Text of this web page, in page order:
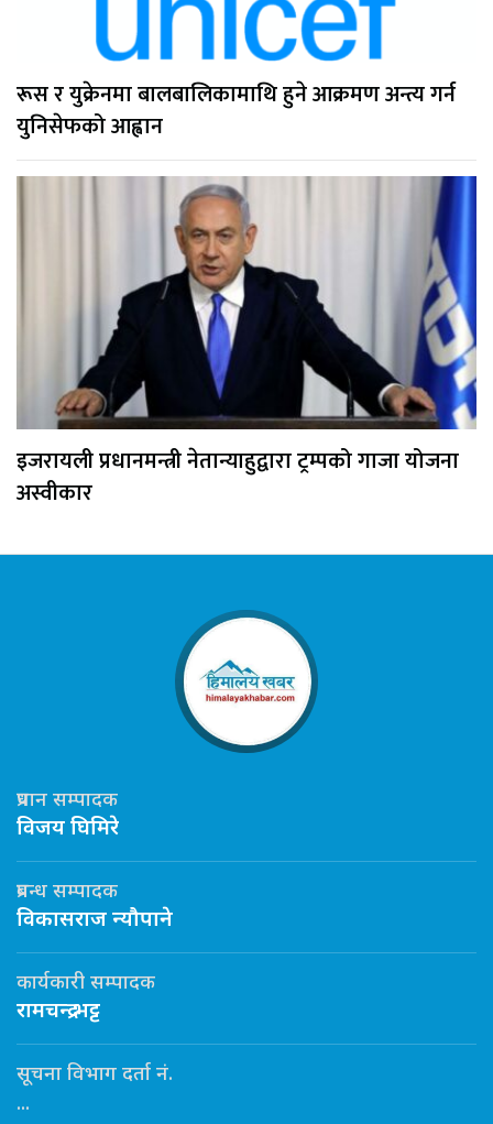
रूस र युक्रेनमा बालबालिकामाथि हुने आक्रमण अन्त्य गर्न
युनिसेफको आह्वान
इजरायली प्रधानमन्त्री नेतान्याहुद्वारा ट्रम्पको गाजा योजना
अस्वीकार
प्रधान सम्पादक
विजय घिमिरे
प्रबन्ध सम्पादक
विकासराज न्यौपाने
कार्यकारी सम्पादक
रामचन्द्र भट्ट
सूचना विभाग दर्ता नं.
...